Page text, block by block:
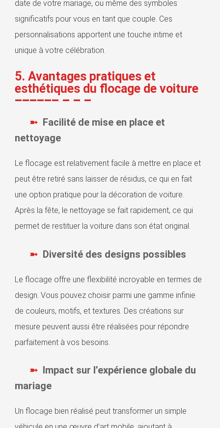
date de votre mariage, ou même des symboles
significatifs pour vous en tant que couple. Ces
personnalisations apportent une touche intime et
unique à votre célébration.
5. Avantages pratiques et
esthétiques du flocage de voiture
Facilité de mise en place et
nettoyage
Le flocage est relativement facile à mettre en place et
peut être retiré sans laisser de résidus, ce qui en fait
une option pratique pour la décoration de voiture.
Après la fête, le nettoyage se fait rapidement, ce qui
permet de restituer la voiture dans son état original.
Diversité des designs possibles
Le flocage offre une flexibilité incroyable en termes de
design. Vous pouvez choisir parmi une gamme infinie
de couleurs, motifs, et textures. Des créations sur
mesure peuvent aussi être réalisées pour répondre
parfaitement à vos besoins.
Impact sur l’expérience globale du
mariage
Un flocage bien réalisé peut transformer un simple